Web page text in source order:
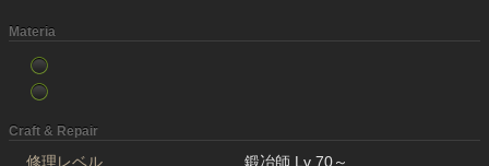
Materia
Craft & Repair
修理レベル
鍛冶師 Lv 70～